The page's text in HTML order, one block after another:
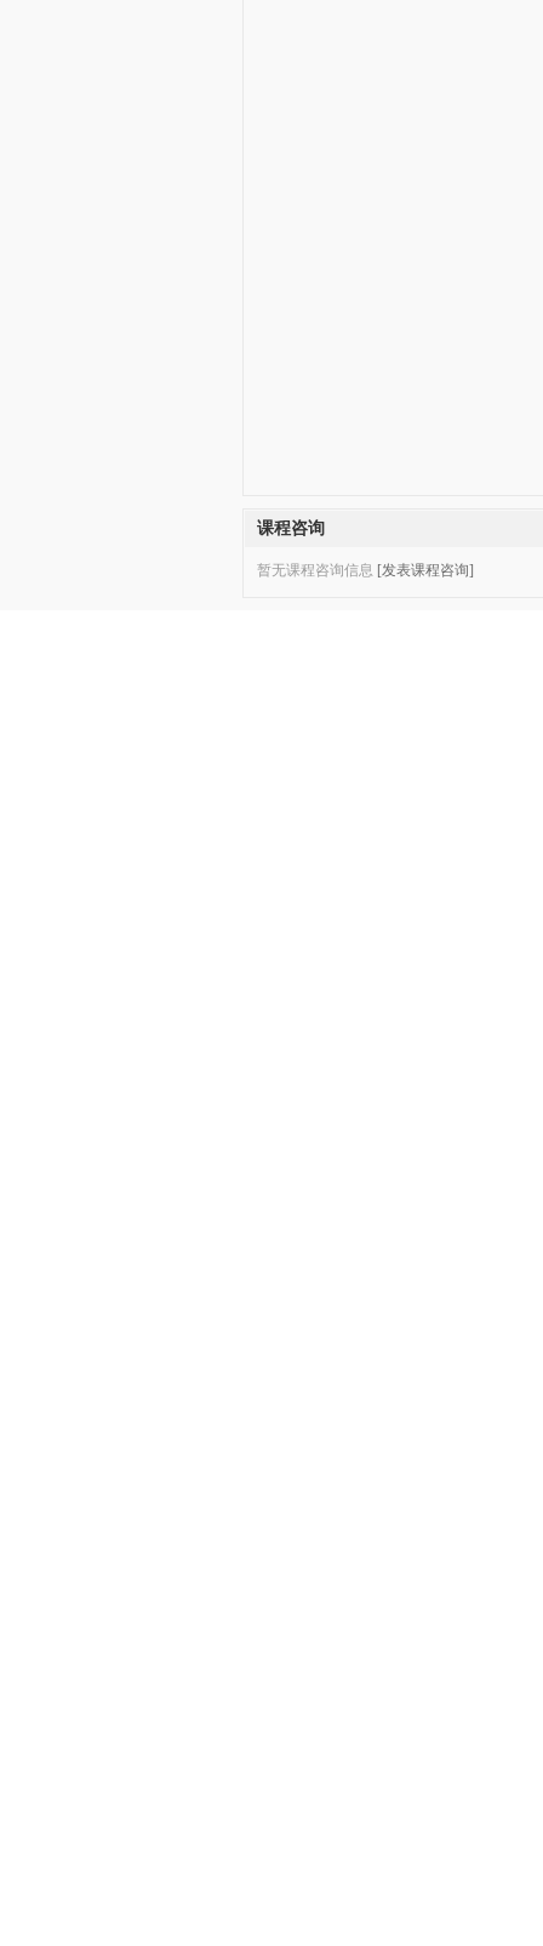
课程咨询
暂无课程咨询信息 [发表课程咨询]